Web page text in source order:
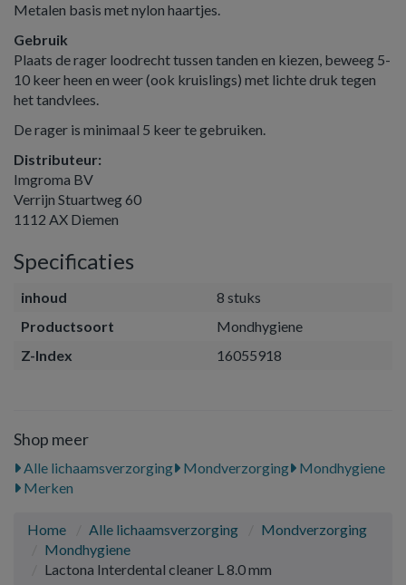
Metalen basis met nylon haartjes.
Gebruik
Plaats de rager loodrecht tussen tanden en kiezen, beweeg 5-
10 keer heen en weer (ook kruislings) met lichte druk tegen
het tandvlees.
De rager is minimaal 5 keer te gebruiken.
Distributeur:
Imgroma BV
Verrijn Stuartweg 60
1112 AX Diemen
Specificaties
inhoud
8 stuks
Productsoort
Mondhygiene
Z-Index
16055918
Shop meer
Alle lichaamsverzorging Mondverzorging
Mondhygiene
Merken
Home Alle lichaamsverzorging
Mondverzorging
Mondhygiene
Lactona Interdental cleaner L 8.0 mm